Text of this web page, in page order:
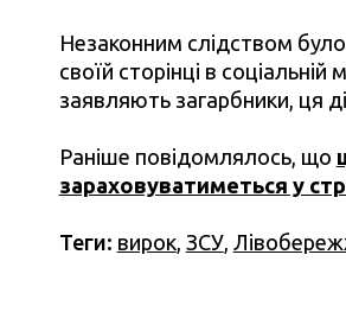
Незаконним слідством
своїй сторінці в
заявляють загарбники, ця
Раніше повідомлялось, що
зараховуватиметься у
Теги: вирок, ЗСУ,